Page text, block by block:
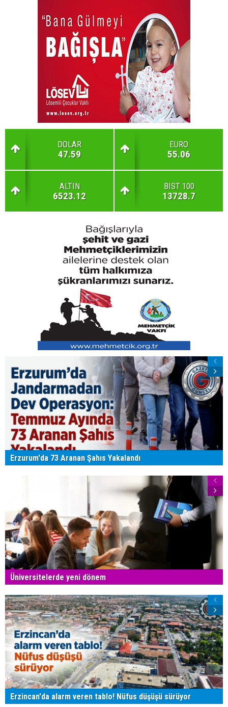
DOLAR
47.59
EURO
55.06
ALTIN
6523.12
BIST 100
13728.7
Erzurum'da 73 Aranan Şahıs Yakalandı
Üniversitelerde yeni dönem
Erzincan'da alarm veren tablo! Nüfus düşüşü sürüyor